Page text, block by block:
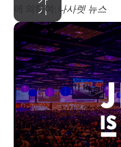
기
에 의하여: 나사렛 뉴스